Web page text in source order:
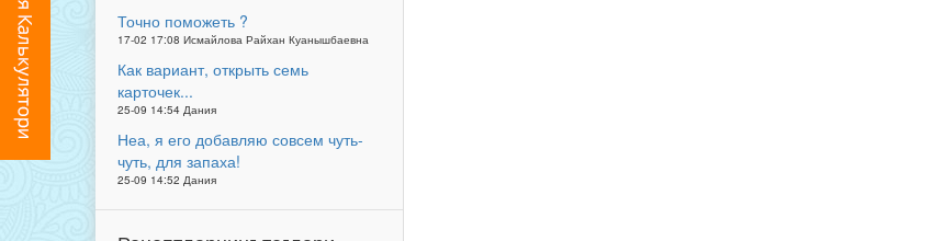
Точно поможеть ?
17-02 17:08 Исмайлова Райхан Куанышбаевна
Как вариант, открыть семь
карточек...
25-09 14:54 Дания
Неа, я его добавляю совсем чуть-
чуть, для запаха!
25-09 14:52 Дания